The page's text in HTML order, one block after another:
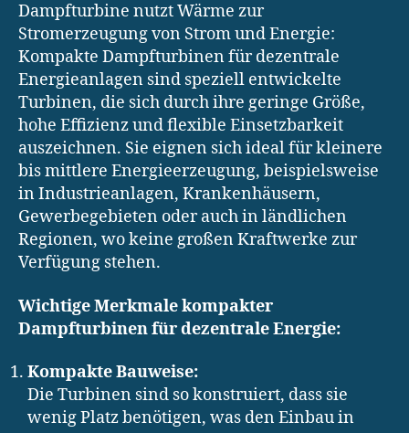
Dampfturbine nutzt Wärme zur
Stromerzeugung von Strom und Energie:
Kompakte Dampfturbinen für dezentrale
Energieanlagen sind speziell entwickelte
Turbinen, die sich durch ihre geringe Größe,
hohe Effizienz und flexible Einsetzbarkeit
auszeichnen. Sie eignen sich ideal für kleinere
bis mittlere Energieerzeugung, beispielsweise
in Industrieanlagen, Krankenhäusern,
Gewerbegebieten oder auch in ländlichen
Regionen, wo keine großen Kraftwerke zur
Verfügung stehen.
Wichtige Merkmale kompakter
Dampfturbinen für dezentrale Energie:
Kompakte Bauweise:
Die Turbinen sind so konstruiert, dass sie
wenig Platz benötigen, was den Einbau in